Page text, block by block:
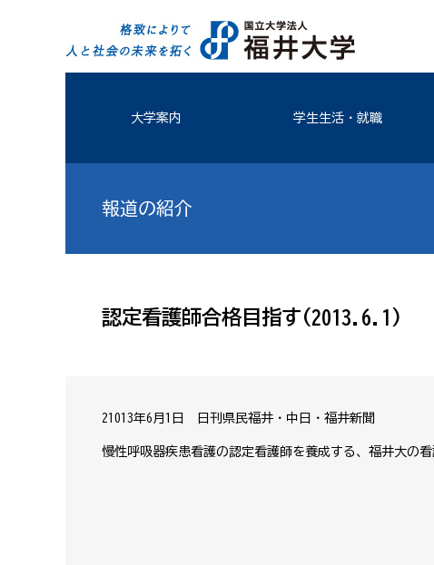
大学案内 学生生活・就職
報道の紹介
認定看護師合格目指す(2013.6.1)
21013年6月1日 日刊県民福井・中日・福井新聞
慢性呼吸器疾患看護の認定看護師を養成する、福井大の